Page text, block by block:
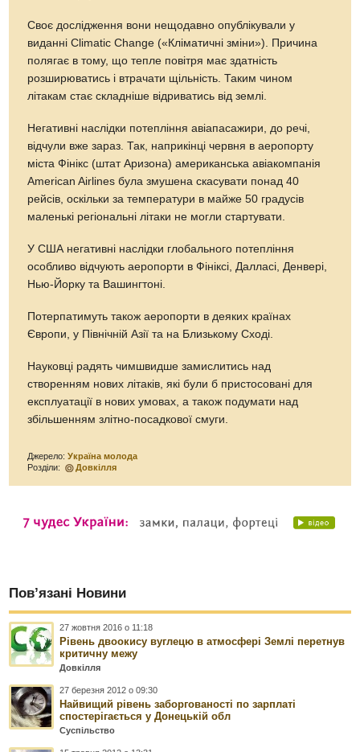
Своє дослідження вони нещодавно опублікували у
виданні Climatic Change («Кліматичні зміни»). Причина
полягає в тому, що тепле повітря має здатність
розширюватись і втрачати щільність. Таким чином
літакам стає складніше відриватись від землі.
Негативні наслідки потепління авіапасажири, до речі,
відчули вже зараз. Так, наприкінці червня в аеропорту
міста Фінікс (штат Аризона) американська авіакомпанія
American Airlines була змушена скасувати понад 40
рейсів, оскільки за температури в майже 50 градусів
маленькі регіональні літаки не могли стартувати.
У США негативні наслідки глобального потепління
особливо відчують аеропорти в Фініксі, Далласі, Денвері,
Нью-Йорку та Вашингтоні.
Потерпатимуть також аеропорти в деяких країнах
Європи, у Північній Азії та на Близькому Сході.
Науковці радять чимшвидше замислитись над
створенням нових літаків, які були б пристосовані для
експлуатації в нових умовах, а також подумати над
збільшенням злітно-посадкової смуги.
Джерело:Україна молода
Розділи:
Довкілля
Пов’язані Новини
27 жовтня 2016 о 11:18
Рівень двоокису вуглецю в атмосфері Землі перетнув
критичну межу
Довкілля
27 березня 2012 о 09:30
Найвищий рівень заборгованості по зарплаті
спостерігається у Донецькій обл
Суспільство